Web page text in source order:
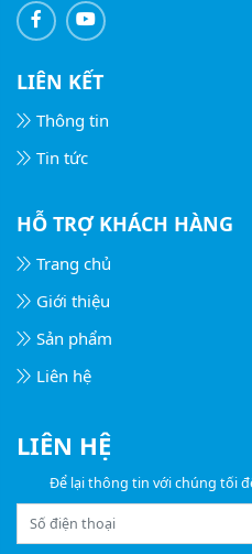
LIÊN KẾT
Thông tin
Tin tức
HỖ TRỢ KHÁCH HÀNG
Trang chủ
Giới thiệu
Sản phẩm
Liên hệ
LIÊN HỆ
Để lại thông tin với chúng tối